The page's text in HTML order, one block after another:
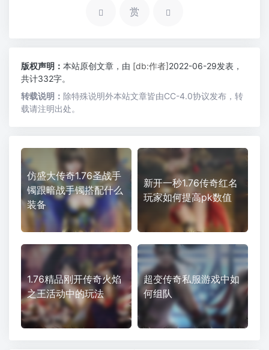
赏
版权声明： 本站原创文章，由 [db:作者]2022-06-29发表，
共计332字。
转载说明： 除特殊说明外本站文章皆由CC-4.0协议发布，转
载请注明出处。
仿盛大传奇1.76圣战手
镯跟暗战手镯搭配什么
装备
新开一秒1.76传奇红名
玩家如何提高pk数值
1.76精品刚开传奇火焰
之王活动中的玩法
超变传奇私服游戏中如
何组队